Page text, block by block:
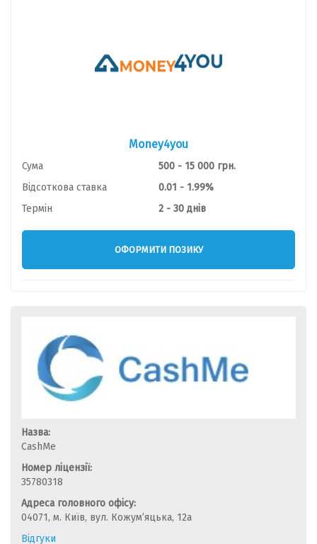
Money4you
Сума
500 - 15 000 грн.
Відсоткова ставка
0.01 - 1.99%
Термін
2 - 30 днів
ОФОРМИТИ ПОЗИКУ
Назва:
CashMe
Номер ліцензії:
35780318
Адреса головного офісу:
04071, м. Київ, вул. Кожум’яцька, 12а
Відгуки